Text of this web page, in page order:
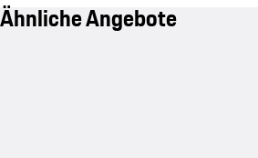
Ähnliche Angebote